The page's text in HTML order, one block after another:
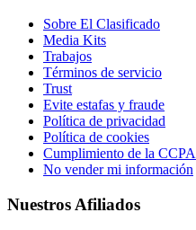
Sobre El Clasificado
Media Kits
Trabajos
Términos de servicio
Trust
Evite estafas y fraude
Política de privacidad
Política de cookies
Cumplimiento de la CCPA
No vender mi información
Nuestros Afiliados